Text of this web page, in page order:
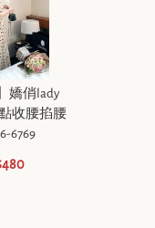
嬌俏lady
收腰掐腰
6769